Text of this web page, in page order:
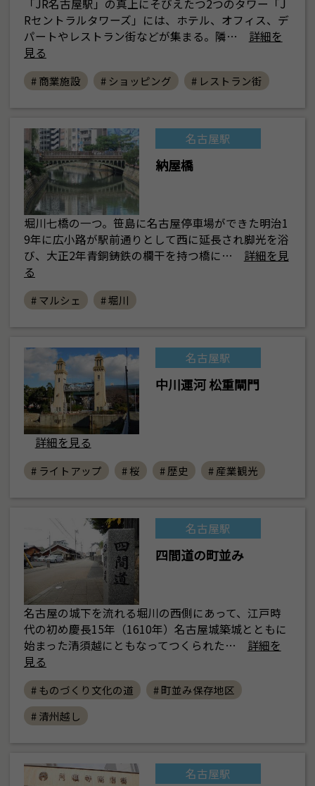
「JR名古屋駅」の真上にそびえたつ2つのタワー「J
Rセントラルタワーズ」には、ホテル、オフィス、デ
パートやレストラン街などが集まる。隣…
詳細を
見る
# 商業施設 # ショッピング # レストラン街
名古屋駅
納屋橋
堀川七橋の一つ。笹島に名古屋停車場ができた明治1
9年に広小路が駅前通りとして西に延長され脚光を浴
び、大正2年青銅鋳鉄の欄干を持つ橋に…
詳細を見
る
# マルシェ # 堀川
名古屋駅
中川運河 松重閘門
詳細を見る
# ライトアップ # 桜 # 歴史 # 産業観光
名古屋駅
四間道の町並み
名古屋の城下を流れる堀川の西側にあって、江戸時
代の初め慶長15年（1610年）名古屋城築城とともに
始まった清須越にともなってつくられた…
詳細を
見る
# ものづくり文化の道
# 町並み保存地区
# 清州越し
名古屋駅